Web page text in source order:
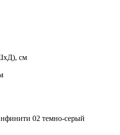
см
02 темно-серый